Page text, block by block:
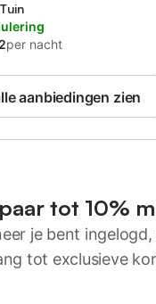
per nacht
aanbiedingen zien
tot 10%
je bent
tot exclusieve